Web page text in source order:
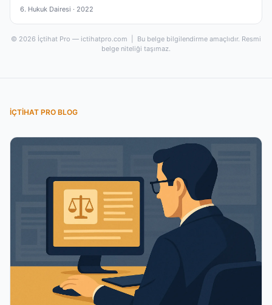
6. Hukuk Dairesi · 2022
© 2026 İçtihat Pro — ictihatpro.com | Bu belge bilgilendirme amaçlıdır. Resmi
belge niteliği taşımaz.
İÇTIHAT PRO BLOG